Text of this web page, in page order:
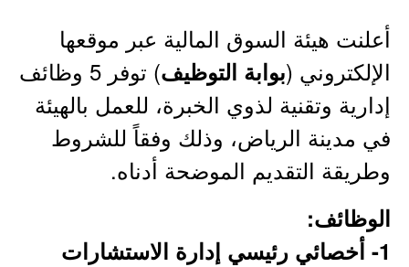
أعلنت هيئة السوق المالية عبر موقعها
الإلكتروني (بوابة التوظيف
) توفر 5 وظائف
إدارية وتقنية لذوي الخبرة، للعمل بالهيئة
في مدينة الرياض، وذلك وفقاً للشروط
وطريقة التقديم الموضحة أدناه.
الوظائف:
1- أخصائي رئيسي إدارة الاستشارات